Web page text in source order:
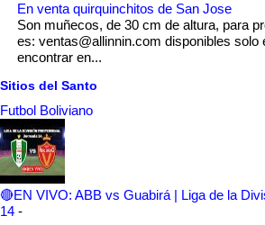
En venta quirquinchitos de San Jose
Son muñecos, de 30 cm de altura, para
es: ventas@allinnin.com disponibles solo
encontrar en...
Sitios del Santo
Futbol Boliviano
🔴EN VIVO: ABB vs Guabirá | Liga de la
14 -